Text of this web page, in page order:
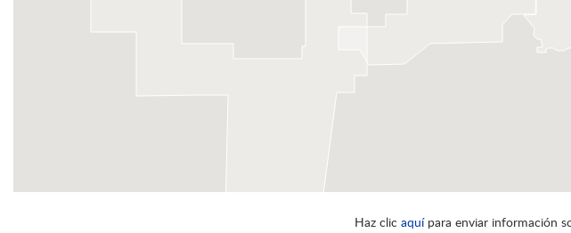
Haz clic aquípara enviar información